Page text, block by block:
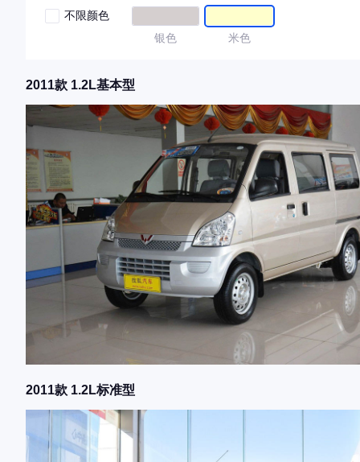
不限颜色
银色
米色
2011款 1.2L基本型
2011款 1.2L标准型